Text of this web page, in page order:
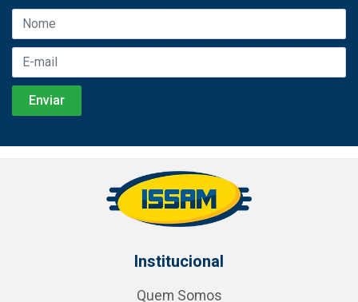
Institucional
Quem Somos